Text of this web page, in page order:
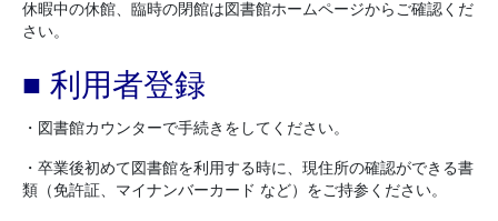
休暇中の休館、臨時の閉館は図書館ホームページからご確認くだ
さい。
■ 利用者登録
・図書館カウンターで手続きをしてください。
・卒業後初めて図書館を利用する時に、現住所の確認ができる書
類（免許証、マイナンバーカード など）をご持参ください。